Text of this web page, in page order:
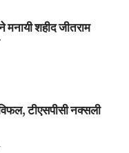
शहीद जीतराम
टीएसपीसी नक्सली